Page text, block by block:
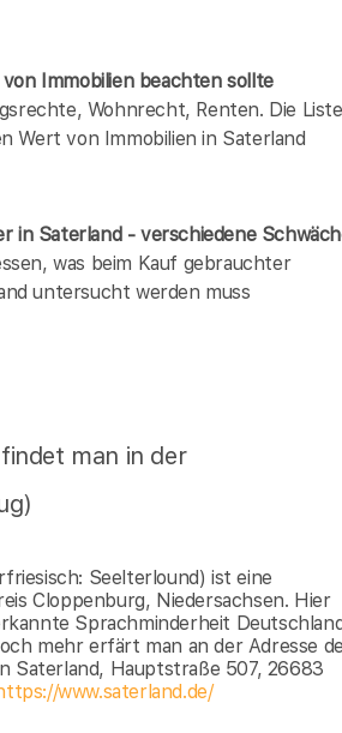
von Immobilien beachten sollte
Wohnrecht, Renten. Die Liste
Wert von Immobilien in Saterland
in Saterland - verschiedene
was beim Kauf gebrauchter
untersucht werden muss
man in der
Seelterlound) ist eine
Cloppenburg, Niedersachsen. Hier
Sprachminderheit
mehr erfärt man an der Adresse
Saterland, Hauptstraße 507, 26683
www.saterland.de/